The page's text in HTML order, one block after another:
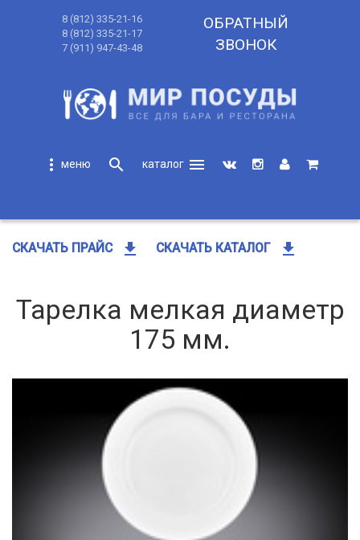
8 (812) 335-21-16
8 (812) 335-21-17
7 (911) 947-43-48
ОБРАТНЫЙ
ЗВОНОК
more_vert search
menu
СКАЧАТЬ ПРАЙС get_app СКАЧАТЬ КАТАЛОГ get_app
Тарелка мелкая диаметр
175 мм.